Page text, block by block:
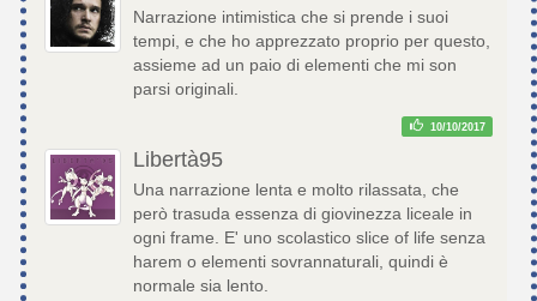
Narrazione intimistica che si prende i suoi
tempi, e che ho apprezzato proprio per questo,
assieme ad un paio di elementi che mi son
parsi originali.
10/10/2017
Libertà95
Una narrazione lenta e molto rilassata, che
però trasuda essenza di giovinezza liceale in
ogni frame. E' uno scolastico slice of life senza
harem o elementi sovrannaturali, quindi è
normale sia lento.